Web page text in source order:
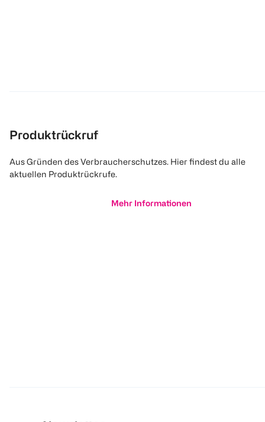
Produktrückruf
Aus Gründen des Verbraucherschutzes. Hier findest du alle
aktuellen Produktrückrufe.
Mehr Informationen